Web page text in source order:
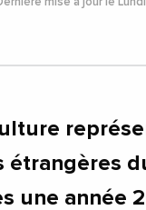
mise à jour le
étrangères
une année